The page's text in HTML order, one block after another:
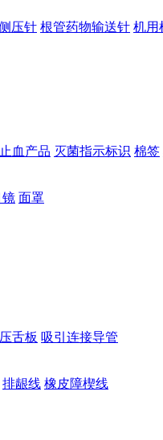
压针 根管药物输送针 机用
止血产品 灭菌指示标识 棉签
镜 面罩
压舌板 吸引连接导管
排龈线 橡皮障楔线